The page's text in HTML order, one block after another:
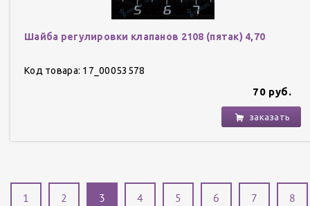
Шайба регулировки клапанов 2108 (пятак) 4,70
Код товара: 17_00053578
70 руб.
заказать
1 2 3 4 5 6 7 8